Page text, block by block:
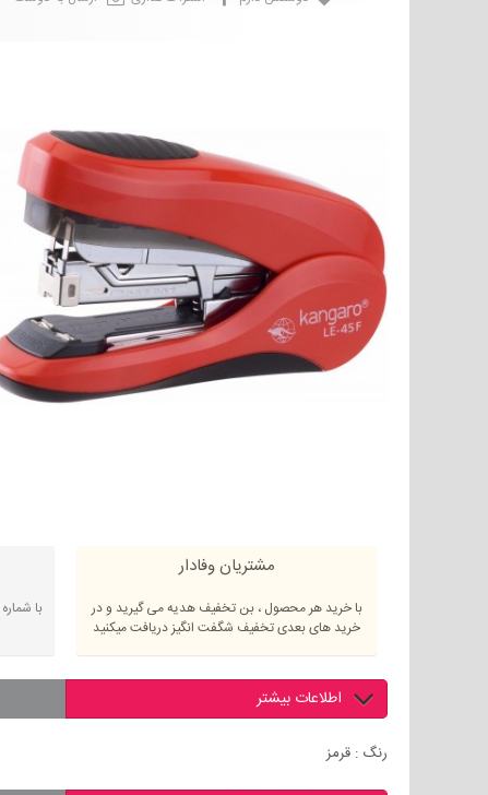
مشتریان وفادار
با خرید هر محصول ، بن تخفیف هدیه می گیرید و در
خرید های بعدی تخفیف شگفت انگیز دریافت میکنید
با شماره
اطلاعات بیشتر
رنگ : قرمز